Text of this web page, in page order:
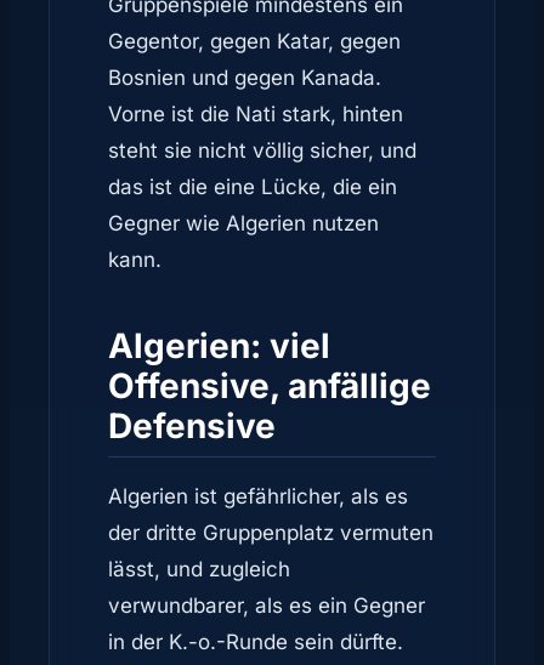
Gruppenspiele mindestens ein
Gegentor, gegen Katar, gegen
Bosnien und gegen Kanada.
Vorne ist die Nati stark, hinten
steht sie nicht völlig sicher, und
das ist die eine Lücke, die ein
Gegner wie Algerien nutzen
kann.
Algerien: viel
Offensive, anfällige
Defensive
Algerien ist gefährlicher, als es
der dritte Gruppenplatz vermuten
lässt, und zugleich
verwundbarer, als es ein Gegner
in der K.-o.-Runde sein dürfte.